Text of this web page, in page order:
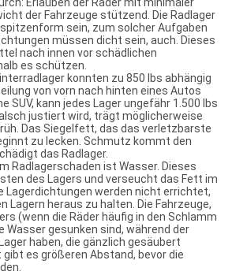
Erlauben der Räder mit minimaler
der Fahrzeuge stützend. Die Radlager
sein, zum solcher Aufgaben
müssen dicht sein, auch. Dieses
nach innen vor schädlichen
es schützen.
konnten zu 850 lbs abhängig
von vorn nach hinten eines Autos
SUV, kann jedes Lager ungefähr 1.500 lbs
justiert wird, trägt möglicherweise
Das Siegelfett, das das verletzbarste
zu lecken. Schmutz kommt den
das Radlager.
Radlagerschaden ist Wasser. Dieses
des Lagers und verseucht das Fett im
Lagerdichtungen werden nicht errichtet,
Lagern heraus zu halten. Die Fahrzeuge,
(wenn die Räder häufig in den Schlamm
Wasser gesunken sind, während der
haben, die gänzlich gesäubert
es größeren Abstand, bevor die